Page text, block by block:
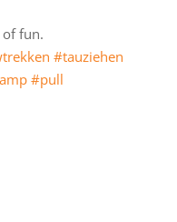
fun.
#tauziehen
#pull